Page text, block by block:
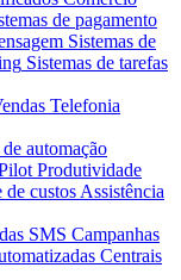
de pagamento
Sistemas de
Sistemas de tarefas
Telefonia
automação
Produtividade
de custos Assistência
SMS Campanhas
Centrais